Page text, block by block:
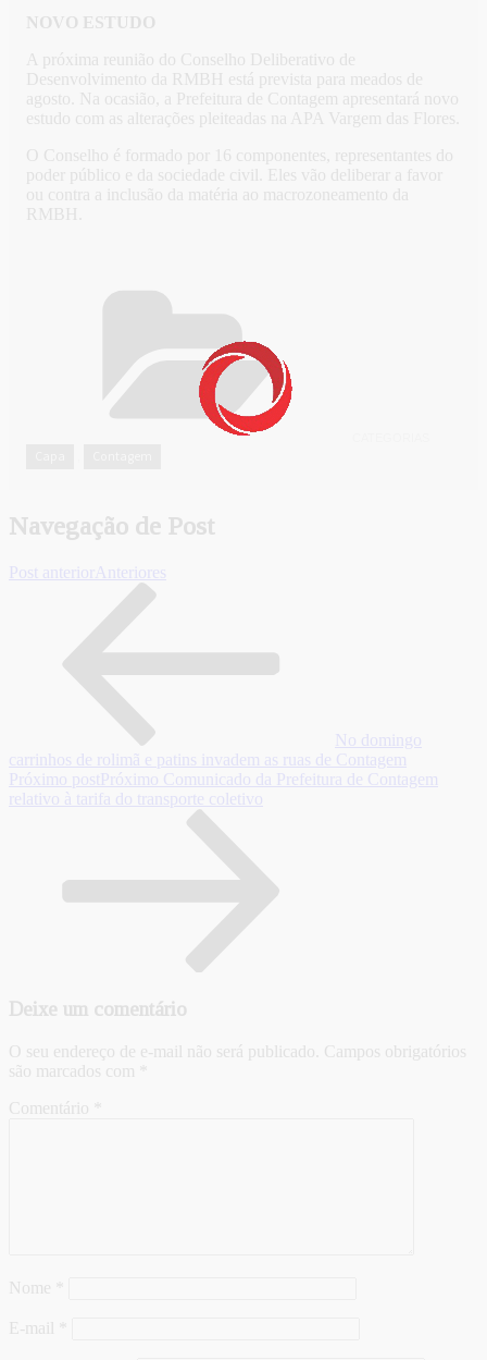
NOVO ESTUDO
A próxima reunião do Conselho Deliberativo de
Desenvolvimento da RMBH está prevista para meados de
agosto. Na ocasião, a Prefeitura de Contagem apresentará novo
estudo com as alterações pleiteadas na APA Vargem das Flores.
O Conselho é formado por 16 componentes, representantes do
poder público e da sociedade civil. Eles vão deliberar a favor
ou contra a inclusão da matéria ao macrozoneamento da
RMBH.
Navegação de Post
Post anterior Anteriores
No domingo
carrinhos de rolimã e patins invadem as ruas de Contagem
Próximo post Próximo Comunicado da Prefeitura de Contagem
relativo à tarifa do transporte coletivo
Deixe um comentário
O seu endereço de e-mail não será publicado. Campos obrigatórios
são marcados com
Comentário
Nome
E-mail